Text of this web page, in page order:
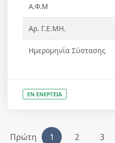
Α.Φ.Μ
Αρ. Γ.Ε.ΜΗ.
Ημερομηνία Σύστασης
ΕΝ ΕΝΕΡΓΕΙΑ
Πρώτη 1 2 3